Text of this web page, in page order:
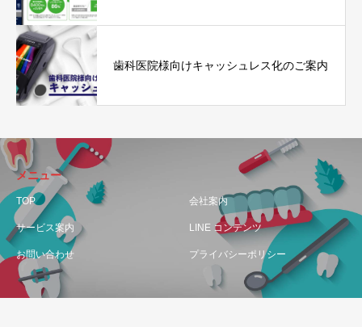
歯科医院様向けキャッシュレス化のご案内
メニュー
TOP 会社案内
サービス案内 LINE コンテンツ
お問い合わせ プライバシーポリシー